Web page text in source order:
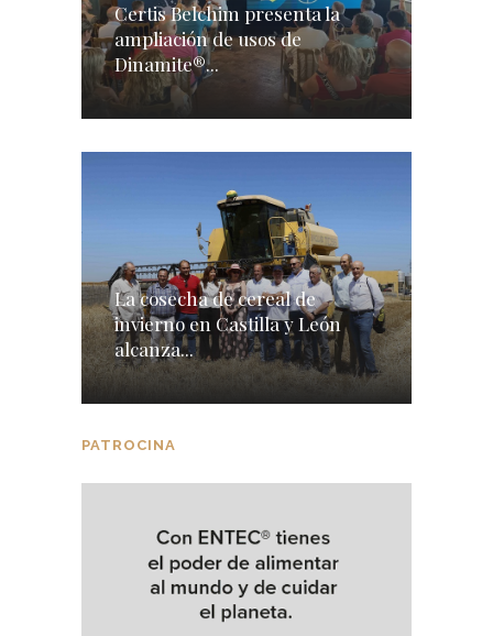
Certis Belchim presenta la
ampliación de usos de
Dinamite®...
La cosecha de cereal de
invierno en Castilla y León
alcanza...
PATROCINA